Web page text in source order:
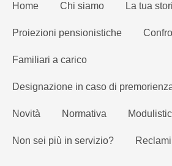
Home Chi siamo La tua
Proiezioni pensionistiche
Familiari a carico
Designazione in caso di
Novità Normativa
Non sei più in servizio? Reclami